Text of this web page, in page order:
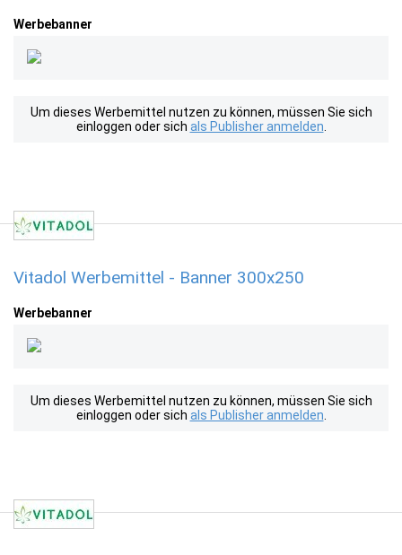
Werbebanner
Um dieses Werbemittel nutzen zu können, müssen Sie sich
einloggen oder sich als Publisher anmelden
Vitadol Werbemittel - Banner 300x250
Werbebanner
Um dieses Werbemittel nutzen zu können, müssen Sie sich
einloggen oder sich als Publisher anmelden